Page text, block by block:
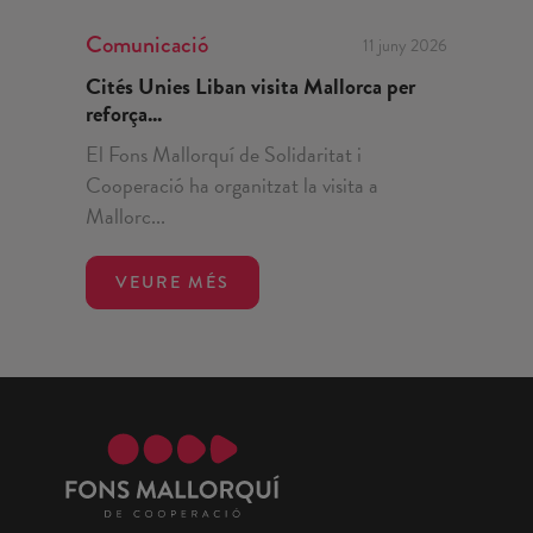
Comunicació 11 juny 2026
Cités Unies Liban visita Mallorca per
reforça...
El Fons Mallorquí de Solidaritat i
Cooperació ha organitzat la visita a
Mallorc...
VEURE MÉS